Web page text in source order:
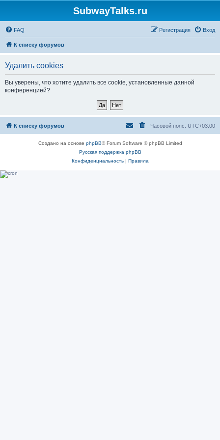
SubwayTalks.ru
FAQ Вход
Регистрация
К списку форумов
Удалить cookies
Вы уверены, что хотите удалить все cookie, установленные данной
конференцией?
К списку форумов Часовой пояс: UTC+03:00
Создано на основе phpBB® Forum Software © phpBB Limited
Русская поддержка phpBB
Конфиденциальность| Правила